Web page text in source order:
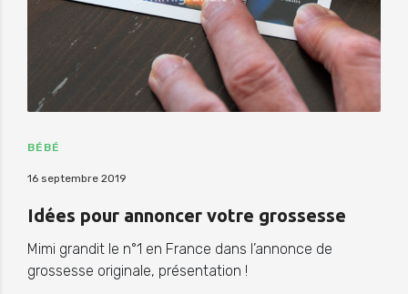
BÉBÉ
16 septembre 2019
Idées pour annoncer votre grossesse
Mimi grandit le n°1 en France dans l’annonce de
grossesse originale, présentation !